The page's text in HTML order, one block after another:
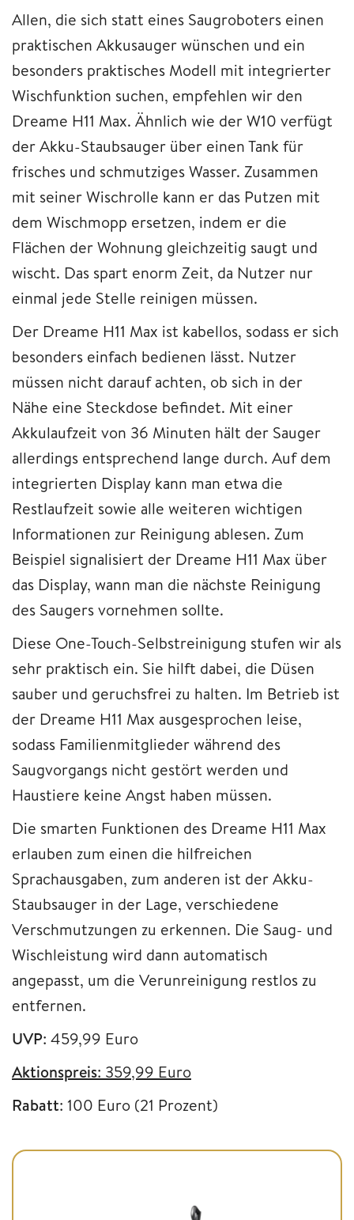
Allen, die sich statt eines Saugroboters einen
praktischen Akkusauger wünschen und ein
besonders praktisches Modell mit integrierter
Wischfunktion suchen, empfehlen wir den
Dreame H11 Max. Ähnlich wie der W10 verfügt
der Akku-Staubsauger über einen Tank für
frisches und schmutziges Wasser. Zusammen
mit seiner Wischrolle kann er das Putzen mit
dem Wischmopp ersetzen, indem er die
Flächen der Wohnung gleichzeitig saugt und
wischt. Das spart enorm Zeit, da Nutzer nur
einmal jede Stelle reinigen müssen.
Der Dreame H11 Max ist kabellos, sodass er sich
besonders einfach bedienen lässt. Nutzer
müssen nicht darauf achten, ob sich in der
Nähe eine Steckdose befindet. Mit einer
Akkulaufzeit von 36 Minuten hält der Sauger
allerdings entsprechend lange durch. Auf dem
integrierten Display kann man etwa die
Restlaufzeit sowie alle weiteren wichtigen
Informationen zur Reinigung ablesen. Zum
Beispiel signalisiert der Dreame H11 Max über
das Display, wann man die nächste Reinigung
des Saugers vornehmen sollte.
Diese One-Touch-Selbstreinigung stufen wir als
sehr praktisch ein. Sie hilft dabei, die Düsen
sauber und geruchsfrei zu halten. Im Betrieb ist
der Dreame H11 Max ausgesprochen leise,
sodass Familienmitglieder während des
Saugvorgangs nicht gestört werden und
Haustiere keine Angst haben müssen.
Die smarten Funktionen des Dreame H11 Max
erlauben zum einen die hilfreichen
Sprachausgaben, zum anderen ist der Akku-
Staubsauger in der Lage, verschiedene
Verschmutzungen zu erkennen. Die Saug- und
Wischleistung wird dann automatisch
angepasst, um die Verunreinigung restlos zu
entfernen.
UVP: 459,99 Euro
Aktionspreis: 359,99 Euro
Rabatt: 100 Euro (21 Prozent)